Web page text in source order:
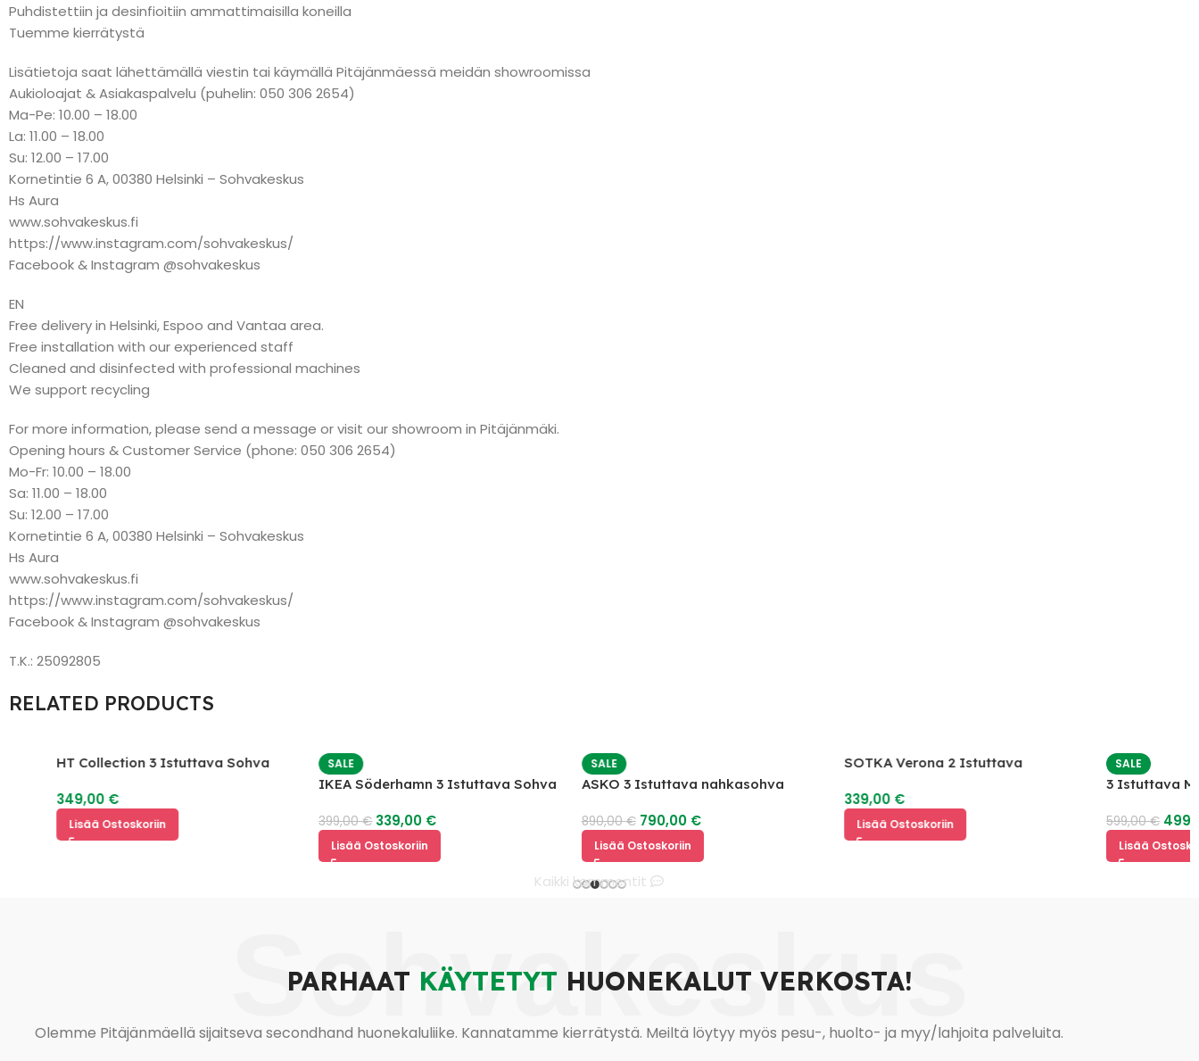
Puhdistettiin ja desinfioitiin ammattimaisilla koneilla
Tuemme kierrätystä
Lisätietoja saat lähettämällä viestin tai käymällä Pitäjänmäessä meidän showroomissa
Aukioloajat & Asiakaspalvelu (puhelin: 050 306 2654)
Ma-Pe: 10.00 – 18.00
La: 11.00 – 18.00
Su: 12.00 – 17.00
Kornetintie 6 A, 00380 Helsinki – Sohvakeskus
Hs Aura
www.sohvakeskus.fi
https://www.instagram.com/sohvakeskus/
Facebook & Instagram @sohvakeskus
EN
Free delivery in Helsinki, Espoo and Vantaa area.
Free installation with our experienced staff
Cleaned and disinfected with professional machines
We support recycling
For more information, please send a message or visit our showroom in Pitäjänmäki.
Opening hours & Customer Service (phone: 050 306 2654)
Mo-Fr: 10.00 – 18.00
Sa: 11.00 – 18.00
Su: 12.00 – 17.00
Kornetintie 6 A, 00380 Helsinki – Sohvakeskus
Hs Aura
www.sohvakeskus.fi
https://www.instagram.com/sohvakeskus/
Facebook & Instagram @sohvakeskus
T.K.: 25092805
RELATED PRODUCTS
HT Collection 3 Istuttava Sohva
349,00€
Lisää Ostoskoriin
IKEA Söderhamn 3 Istuttava Sohva
399,00€ 339,00€
Lisää Ostoskoriin
ASKO 3 Istuttava nahkasohva
890,00€ 790,00€
Lisää Ostoskoriin
SOTKA Verona 2 Istuttava
339,00€
Lisää Ostoskoriin
3 Istuttava
599,00€ 499,00€
Lisää Ostoskoriin
Kaikki kommentit
Sohvakeskus
PARHAAT KÄYTETYT HUONEKALUT VERKOSTA!
Olemme Pitäjänmäellä sijaitseva secondhand huonekaluliike. Kannatamme kierrätystä. Meiltä löytyy myös pesu-, huolto- ja myy/lahjoita palveluita.